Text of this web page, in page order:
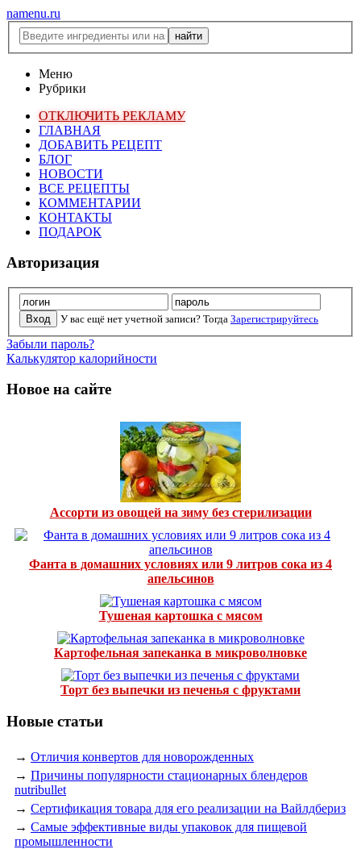
namenu.ru
Меню
Рубрики
ОТКЛЮЧИТЬ РЕКЛАМУ
ГЛАВНАЯ
ДОБАВИТЬ РЕЦЕПТ
БЛОГ
НОВОСТИ
ВСЕ РЕЦЕПТЫ
КОММЕНТАРИИ
КОНТАКТЫ
ПОДАРОК
Авторизация
У вас ещё нет учетной записи? Тогда Зарегистрируйтесь
Забыли пароль?
Калькулятор калорийности
Новое на сайте
Ассорти из овощей на зиму без стерилизации
Фанта в домашних условиях или 9 литров сока из 4
апельсинов
Тушеная картошка с мясом
Картофельная запеканка в микроволновке
Торт без выпечки из печенья с фруктами
Новые статьи
→ Отличия конвертов для новорожденных
→ Причины популярности стационарных блендеров
nutribullet
→ Сертификация товара для его реализации на Вайлдбериз
→ Самые эффективные виды упаковок для пищевой
промышленности